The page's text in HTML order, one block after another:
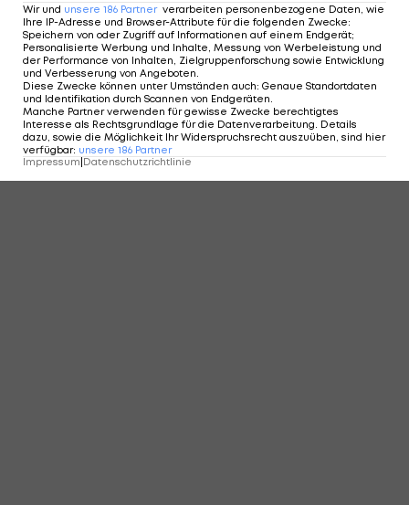
je in Melbourne gefahren wurden, herausgesucht.
1 VON 16
KOMMENTARE
Wir und unsere 186 Partner verarbeiten personenbezogene Daten, wie
Ihre IP-Adresse und Browser-Attribute für die folgenden Zwecke:
Speichern von oder Zugriff auf Informationen auf einem Endgerät;
Personalisierte Werbung und Inhalte, Messung von Werbeleistung und
der Performance von Inhalten, Zielgruppenforschung sowie Entwicklung
und Verbesserung von Angeboten
Diese Zwecke können unter Umständen auch: Genaue Standortdaten
und Identifikation durch Scannen von Endgeräten
Manche Partner verwenden für gewisse Zwecke berechtigtes
Interesse als Rechtsgrundlage für die Datenverarbeitung. Details
dazu, sowie die Möglichkeit Ihr Widerspruchsrecht auszuüben, sind hier
verfügbar: unsere 186 Partner
Impressum|Datenschutzrichtlinie